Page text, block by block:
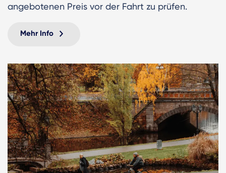
angebotenen Preis vor der Fahrt zu prüfen.
Mehr Info